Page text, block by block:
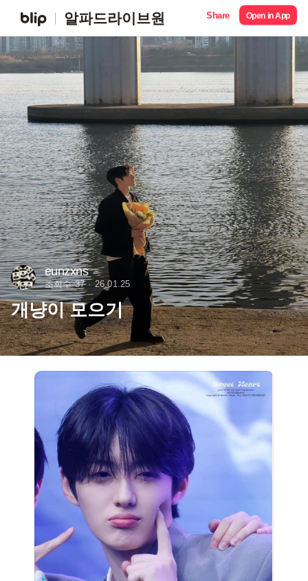
알파드라이브원 Share Open in App
eunzxns
조회수 37 26.01.25
개냥이 모으기